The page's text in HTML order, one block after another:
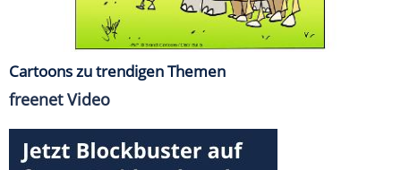
Cartoons zu trendigen Themen
freenet Video